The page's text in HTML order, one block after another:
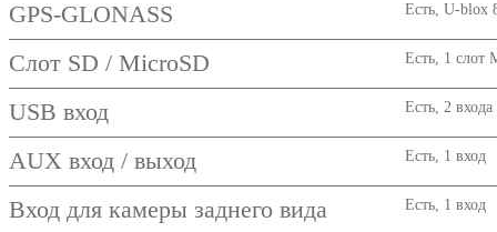
GPS-GLONASS Есть, U-blox
Слот SD / MicroSD Есть, 1 слот
USB вход Есть, 2 входа
AUX вход / выход Есть, 1 вход
Вход для камеры заднего вида Есть, 1 вход